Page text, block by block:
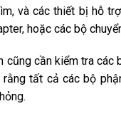
và các thiết bị hỗ
hoặc các bộ
cũng cần kiểm tra các
rằng tất cả các bộ